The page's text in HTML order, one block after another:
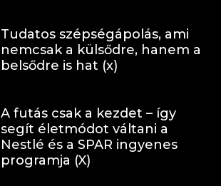
Tudatos szépségápolás, ami
nemcsak a külsődre, hanem a
belsődre is hat (x)
A futás csak a kezdet – így
segít életmódot váltani a
Nestlé és a SPAR ingyenes
programja (X)